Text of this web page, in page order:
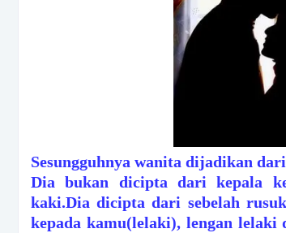
Sesungguhnya wanita dijadikan
Dia bukan dicipta dari kepala
kaki.Dia dicipta dari sebelah
kepada kamu(lelaki), lengan lelaki